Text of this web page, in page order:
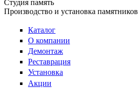
Студия память
Производство и установка памятников
Каталог
О компании
Демонтаж
Реставрация
Установка
Акции